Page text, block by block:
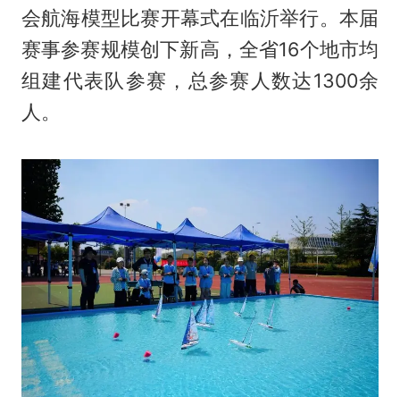
会航海模型比赛开幕式在临沂举行。本届
赛事参赛规模创下新高，全省16个地市均
组建代表队参赛，总参赛人数达1300余
人。